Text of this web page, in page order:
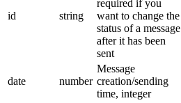
id string
required if you
want to change the
status of a message
after it has been
sent
date number
Message
creation/sending
time, integer